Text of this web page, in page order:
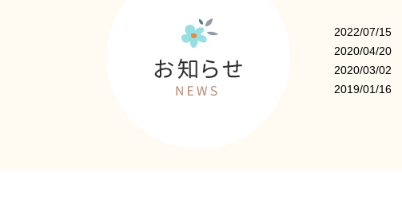
2022/07/15
2020/04/20
2020/03/02
2019/01/16